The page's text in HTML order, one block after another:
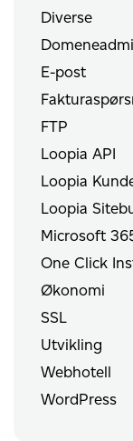
Diverse
E-post
FTP
Loopia API
Loopia
Loopia
Microsoft
One Click
Økonomi
SSL
Utvikling
Webhotell
WordPress